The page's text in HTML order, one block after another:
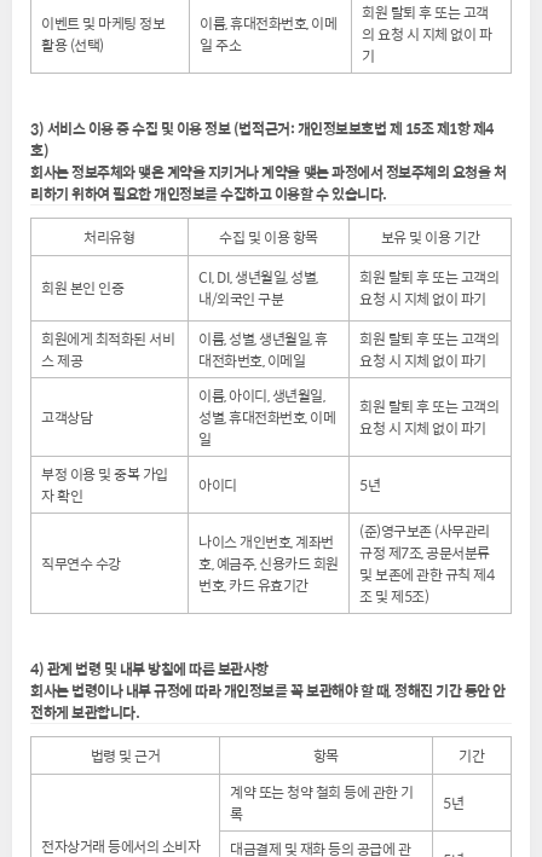
이벤트 및 마케팅 정보
활용 (선택)
이름, 휴대전화번호, 이메
일 주소
회원 탈퇴 후 또는 고객
의 요청 시 지체 없이 파
기
3) 서비스 이용 중 수집 및 이용 정보 (법적근거: 개인정보보호법 제 15조 제1항 제4
호)
회사는 정보주체와 맺은 계약을 지키거나 계약을 맺는 과정에서 정보주체의 요청을 처
리하기 위하여 필요한 개인정보를 수집하고 이용할 수 있습니다.
처리유형
수집 및 이용 항목 보유 및 이용 기간
회원 본인 인증
CI, DI, 생년월일, 성별,
내/외국인 구분
회원 탈퇴 후 또는 고객의
요청 시 지체 없이 파기
회원에게 최적화된 서비
스 제공
이름, 성별, 생년월일, 휴
대전화번호, 이메일
회원 탈퇴 후 또는 고객의
요청 시 지체 없이 파기
고객상담
이름, 아이디, 생년월일,
성별, 휴대전화번호, 이메
일
회원 탈퇴 후 또는 고객의
요청 시 지체 없이 파기
부정 이용 및 중복 가입
자 확인
아이디 5년
직무연수 수강
나이스 개인번호, 계좌번
호, 예금주, 신용카드 회원
번호, 카드 유효기간
(준)영구보존 (사무관리
규정 제7조, 공문서분류
및 보존에 관한 규칙 제4
조 및 제5조)
4) 관계 법령 및 내부 방침에 따른 보관사항
회사는 법령이나 내부 규정에 따라 개인정보를 꼭 보관해야 할 때, 정해진 기간 동안 안
전하게 보관합니다.
법령 및 근거
항목 기간
전자상거래 등에서의 소비자
계약 또는 청약 철회 등에 관한 기
록
5년
대금결제 및 재화 등의 공급에 관